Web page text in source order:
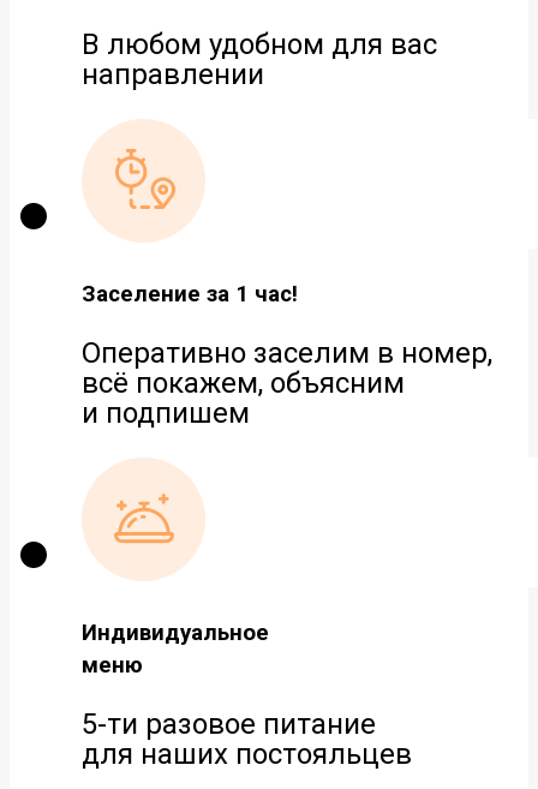
В любом удобном для вас
направлении
Заселение за 1 час!
Оперативно заселим в номер,
всё покажем, объясним
и подпишем
Индивидуальное
меню
5-ти разовое питание
для наших постояльцев